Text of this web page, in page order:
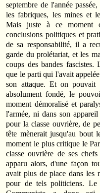
septembre de l'année
les fabriques, les mines et
Mais juste à ce moment
conclusions politiques et
de sa responsabilité, il a
garde du prolétariat, et les
coups des bandes fascistes.
que le parti qui l'avait
son attaque. Et on
absolument fondé, le
moment démoralisé et
l'armée, ni dans son
pour la classe ouvrière, de
tête mènerait jusqu'au bout
moment le plus critique le
classe ouvrière de ses
apparu alors, d'une façon
avait plus de place dans les
pour de tels politiciens. Le